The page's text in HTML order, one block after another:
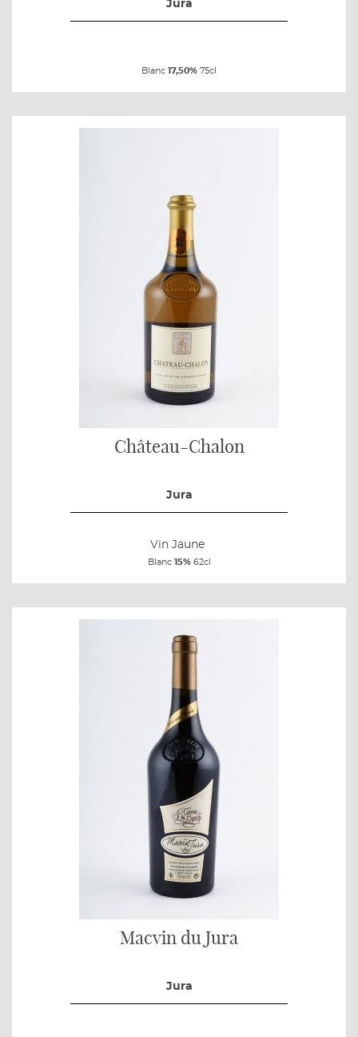
Jura
Blanc 17,50% 75cl
Château-Chalon
Jura
Vin Jaune
Blanc 15% 62cl
Macvin du Jura
Jura